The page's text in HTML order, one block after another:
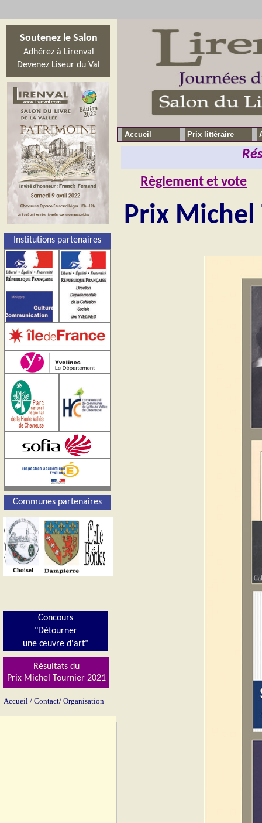
Prix Michel
Règlement et vote
Accueil Prix littéraire
Soutenez le Salon
Adhérez à Lirenval
Devenez Liseur du Val
Concours
"Détourner
une œuvre d'art"
Accueil / Contact/ Organisation
Institutions partenaires
Communes partenaires
Résultats du
Prix Michel Tournier 2021